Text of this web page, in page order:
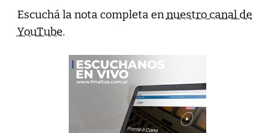
Escuchá la nota completa ennuestro canal de
YouTube.